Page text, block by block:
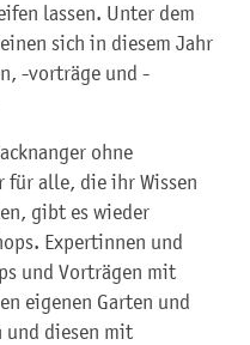
lassen. Unter dem
sich in diesem Jahr
-vorträge und -
ohne
für alle, die ihr Wissen
gibt es wieder
Expertinnen und
und Vorträgen mit
eigenen Garten und
und diesen mit